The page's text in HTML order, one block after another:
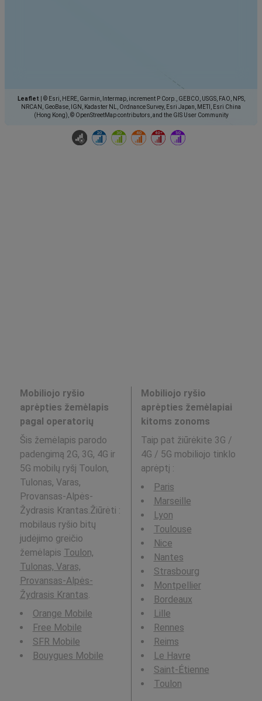
Leaflet
© Esri, HERE, Garmin, Intermap, increment P Corp., GEBCO, USGS, FAO, NPS,
NRCAN, GeoBase, IGN, Kadaster NL, Ordnance Survey, Esri Japan, METI, Esri China
(Hong Kong), © OpenStreetMap contributors, and the GIS User Community
Mobiliojo ryšio
aprėpties žemėlapis
pagal operatorių
Šis žemėlapis parodo
padengimą 2G, 3G, 4G ir
5G mobilų ryšį Toulon,
Tulonas, Varas,
Provansas-Alpės-
Žydrasis Krantas.Žiūrėti :
mobilaus ryšio bitų
judėjimo greičio
žemėlapis Toulon,
Tulonas, Varas,
Provansas-Alpės-
Žydrasis Krantas.
Orange Mobile
Free Mobile
SFR Mobile
Bouygues Mobile
Mobiliojo ryšio
aprėpties žemėlapiai
kitoms zonoms
Taip pat žiūrėkite 3G /
4G / 5G mobiliojo tinklo
aprėptį :
Paris
Marseille
Lyon
Toulouse
Nice
Nantes
Strasbourg
Montpellier
Bordeaux
Lille
Rennes
Reims
Le Havre
Saint-Étienne
Toulon